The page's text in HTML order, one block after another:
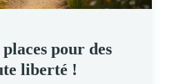
pour des
liberté !